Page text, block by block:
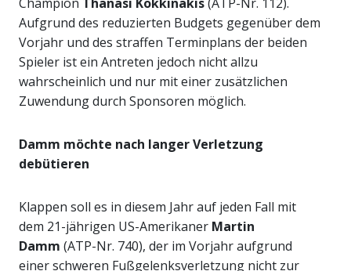
Aufgrund des reduzierten Budgets gegenüber dem
Vorjahr und des straffen Terminplans der beiden
Spieler ist ein Antreten jedoch nicht allzu
wahrscheinlich und nur mit einer zusätzlichen
Zuwendung durch Sponsoren möglich.
Damm möchte nach langer Verletzung
debütieren
Klappen soll es in diesem Jahr auf jeden Fall mit
dem 21-jährigen US-Amerikaner Martin
Damm (ATP-Nr. 740), der im Vorjahr aufgrund
einer schweren Fußgelenksverletzung nicht zur